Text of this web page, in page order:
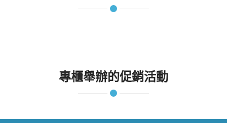
專櫃舉辦的促銷活動